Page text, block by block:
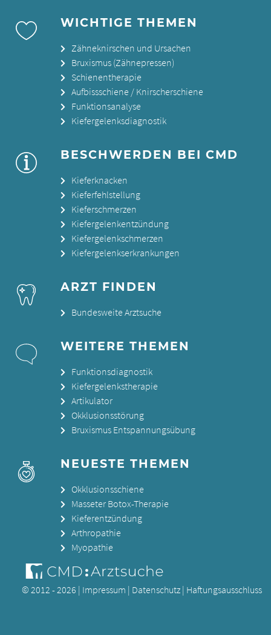
WICHTIGE THEMEN
Zähneknirschen und Ursachen
Bruxismus (Zähnepressen)
Schienentherapie
Aufbissschiene / Knirscherschiene
Funktionsanalyse
Kiefergelenksdiagnostik
BESCHWERDEN BEI CMD
Kieferknacken
Kieferfehlstellung
Kieferschmerzen
Kiefergelenkentzündung
Kiefergelenkschmerzen
Kiefergelenkserkrankungen
ARZT FINDEN
Bundesweite Arztsuche
WEITERE THEMEN
Funktionsdiagnostik
Kiefergelenkstherapie
Artikulator
Okklusionsstörung
Bruxismus Entspannungsübung
NEUESTE THEMEN
Okklusionsschiene
Masseter Botox-Therapie
Kieferentzündung
Arthropathie
Myopathie
© 2012 - 2026 | Impressum | Datenschutz | Haftungsausschluss